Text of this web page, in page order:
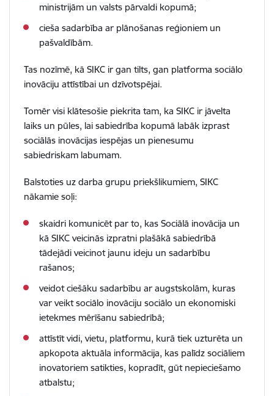
ministrijām un valsts pārvaldi kopumā;
cieša sadarbība ar plānošanas reģioniem un
pašvaldībām.
Tas nozīmē, kā SIKC ir gan tilts, gan platforma sociālo
inovāciju attīstībai un dzīvotspējai.
Tomēr visi klātesošie piekrita tam, ka SIKC ir jāvelta
laiks un pūles, lai sabiedrība kopumā labāk izprast
sociālās inovācijas iespējas un pienesumu
sabiedriskam labumam.
Balstoties uz darba grupu priekšlikumiem, SIKC
nākamie soļi:
skaidri komunicēt par to, kas Sociālā inovācija un
kā SIKC veicinās izpratni plašākā sabiedrībā
tādejādi veicinot jaunu ideju un sadarbību
rašanos;
veidot ciešāku sadarbību ar augstskolām, kuras
var veikt sociālo inovāciju sociālo un ekonomiski
ietekmes mērīšanu sabiedrībā;
attīstīt vidi, vietu, platformu, kurā tiek uzturēta un
apkopota aktuāla informācija, kas palīdz sociāliem
inovatoriem satikties, kopradīt, gūt nepieciešamo
atbalstu;